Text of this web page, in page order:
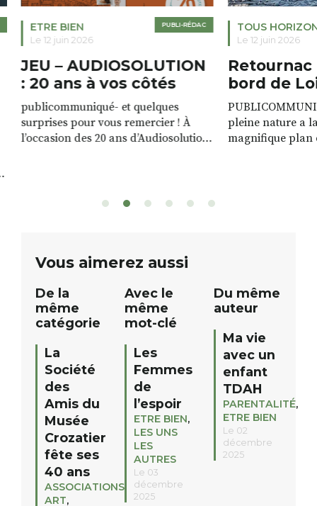
PUBLI-RÉDAC
ETRE BIEN
Le 12 juin 2026
JEU – AUDIOSOLUTION
: 20 ans à vos côtés
publicommuniqué- et quelques
surprises pour vous remercier ! À
l’occasion des 20 ans d’Audiosolution,
sont à gagner, sélectionnés auprès
12h à […]
TOUS
Le 12 juin 2026
Retournac
bord de
pleine nature a
magnifique plan
Vous aimerez aussi
De la
même
catégorie
La
Société
des
Amis du
Musée
Crozatier
fête ses
40 ans
ASSOCIATIONS
ART,
Avec le
même
mot-clé
Les
Femmes
de
l’espoir
ETRE BIEN,
LES UNS
LES
AUTRES
Le 03
décembre
2025
Du même
auteur
Ma vie
avec un
enfant
TDAH
PARENTALITÉ,
ETRE BIEN
Le 02
décembre
2025